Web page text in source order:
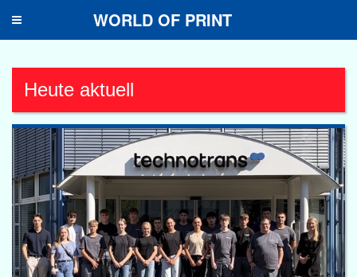
Toggle
WORLD OF PRINT
Heute aktuell